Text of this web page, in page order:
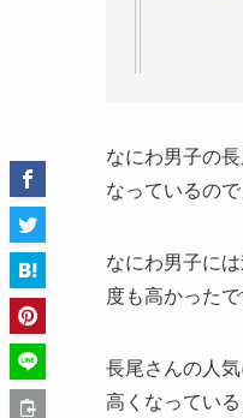
なにわ男子の
なっているので
なにわ男子に
度も高かったで
長尾さんの人
高くなっている